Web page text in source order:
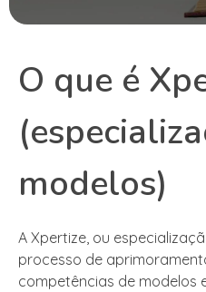
O que é
modelos)
A Xpertize, ou
processo de
competências de modelos